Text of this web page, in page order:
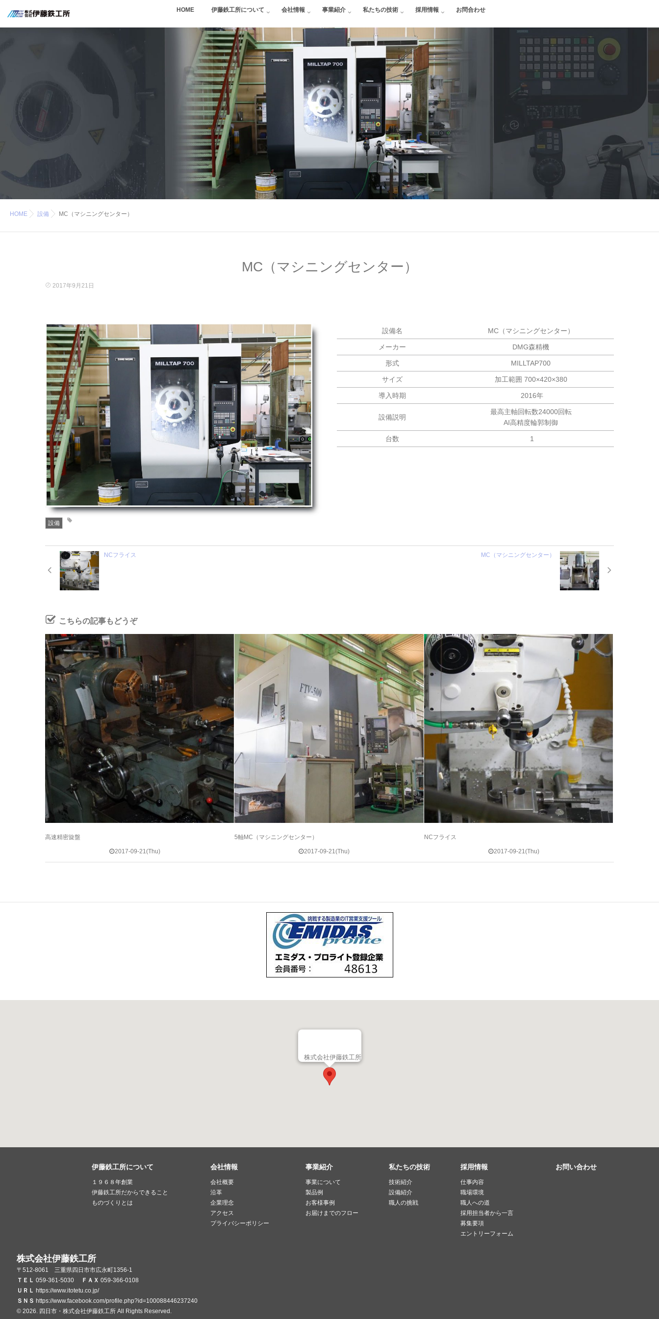
HOME 伊藤鉄工所について 会社情報 事業紹介 私たちの技術 採用情報 お問合わせ
HOME 設備 MC（マシニングセンター）
MC（マシニングセンター）
2017年9月21日
設備名 MC（マシニングセンター）
メーカー DMG森精機
形式 MILLTAP700
サイズ 加工範囲 700×420×380
導入時期 2016年
設備説明
最高主軸回転数24000回転
AI高精度輪郭制御
台数 1
設備
NCフライス MC（マシニングセンター）
こちらの記事もどうぞ
高速精密旋盤
2017-09-21(Thu)
5軸MC（マシニングセンター）
2017-09-21(Thu)
NCフライス
2017-09-21(Thu)
株式会社伊藤鉄工所
伊藤鉄工所について
１９６８年創業
伊藤鉄工所だからできること
ものづくりとは
会社情報
会社概要
沿革
企業理念
アクセス
プライバシーポリシー
事業紹介
事業について
製品例
お客様事例
お届けまでのフロー
私たちの技術
技術紹介
設備紹介
職人の挑戦
採用情報
仕事内容
職場環境
職人への道
採用担当者から一言
募集要項
エントリーフォーム
お問い合わせ
株式会社伊藤鉄工所
〒512-8061 三重県四日市市広永町1356-1
ＴＥＬ 059-361-5030 ＦＡＸ 059-366-0108
ＵＲＬ https://www.itotetu.co.jp/
ＳＮＳ https://www.facebook.com/profile.php?id=100088446237240
© 2026. 四日市・株式会社伊藤鉄工所 All Rights Reserved.